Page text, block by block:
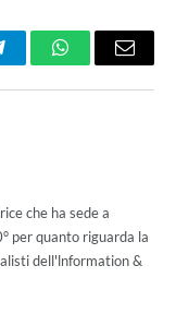
WhatsAppEmail
che ha sede a
per quanto riguarda la
dell'lnformation &